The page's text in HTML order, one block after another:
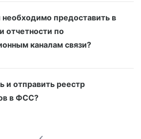
предоставить в
отчетности по
каналам связи?
и отправить реестр
в ФСС?